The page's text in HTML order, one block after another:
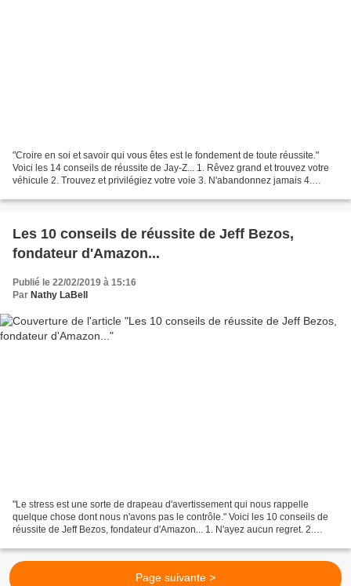
"Croire en soi et savoir qui vous êtes est le fondement de toute réussite."
Voici les 14 conseils de réussite de Jay-Z... 1. Rêvez grand et trouvez votre
véhicule 2. Trouvez et privilégiez votre voie 3. N'abandonnez jamais 4.
Les 10 conseils de réussite de Jeff Bezos,
fondateur d'Amazon...
Publié le 22/02/2019 à 15:16
Par Nathy LaBell
"Le stress est une sorte de drapeau d'avertissement qui nous rappelle
quelque chose dont nous n'avons pas le contrôle." Voici les 10 conseils de
réussite de Jeff Bezos, fondateur d'Amazon... 1. N'ayez aucun regret. 2.
Page suivante >